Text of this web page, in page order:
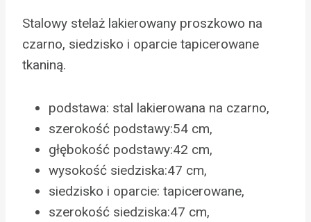
Stalowy stelaż lakierowany proszkowo na
czarno, siedzisko i oparcie tapicerowane
tkaniną.
podstawa: stal lakierowana na czarno,
szerokość podstawy:54 cm,
głębokość podstawy:42 cm,
wysokość siedziska:47 cm,
siedzisko i oparcie: tapicerowane,
szerokość siedziska:47 cm,